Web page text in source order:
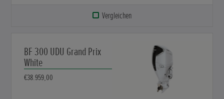
Vergleichen
BF 300 UDU Grand Prix
White
€38.959,00